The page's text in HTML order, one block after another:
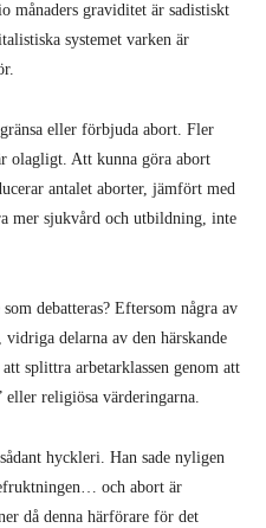
månaders graviditet är sadistiskt
systemet varken är
eller förbjuda abort. Fler
olagligt. Att kunna göra abort
antalet aborter, jämfört med
mer sjukvård och utbildning, inte
debatteras? Eftersom några av
vidriga delarna av den härskande
splittra arbetarklassen genom att
religiösa värderingarna.
hyckleri. Han sade nyligen
och abort är
då denna härförare för det